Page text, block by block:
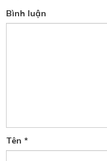
Bình luận
Tên *